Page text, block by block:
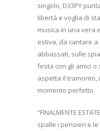
singolo, D33PY
libertà e voglia di
musica in una vera
estiva, da cantare
abbassati, sulle
festa con gli amici
aspetta il tramonto,
momento perfetto.
“FINALMENTE
spalle i pensieri e